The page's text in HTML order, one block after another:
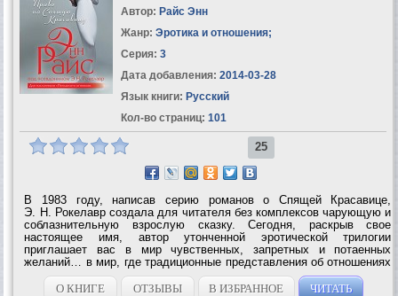
Автор: Райс Энн
Жанр: Эротика и отношения;
Серия: 3
Дата добавления: 2014-03-28
Язык книги: Русский
Кол-во страниц: 101
25
В 1983 году, написав серию романов о Спящей Красавице,
Э. Н. Рокелавр создала для читателя без комплексов чарующую и
соблазнительную взрослую сказку. Сегодня, раскрыв свое
настоящее имя, автор утонченной эротической трилогии
приглашает вас в мир чувственных, запретных и потаенных
желаний… в мир, где традиционные представления об отношениях
полов, подчинении и власти терпят крах… в мир, перед
очарованием которого устоять невозможно,...
О КНИГЕ ОТЗЫВЫ В ИЗБРАННОЕ ЧИТАТЬ